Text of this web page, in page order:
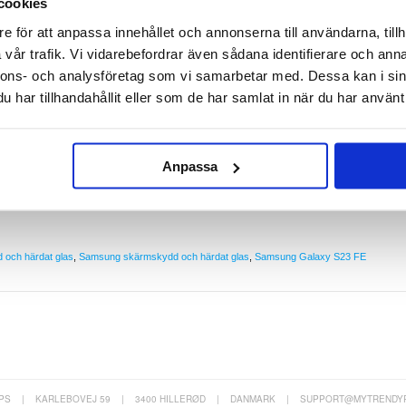
för att anpassa innehållet och annonserna till användarna,
trafik. Vi vidarebefordrar även sådana identifierare och
och analysföretag som vi samarbetar med. Dessa kan i
har tillhandahållit eller som de har samlat in när du har använt
Anpassa
Glas Skärmskydd till Samsung Galaxy S23 FE
Galaxy S23 FE med PanzerGlass Ultra-Wide Fit skärmskydd.
Galaxy S23 FE men är fortfarande kompatibelt med skal. Det har en smutsfri och
av alla vanligt förekommande ytbakterier. PanzerGlass Ultra-Wide Fit är tillverkat av
Samsung Galaxy S23 FE behåller sin originalkänsla och utseende.
Galaxy S23 FE
användning
och repor på skärmen
FE men är fortfarande kompatibelt med skal
kan återvinnas
och härdat glas Samsung skärmskydd och härdat glas Samsung Galaxy S23 FE
| KARLEBOVEJ 59 | 3400 HILLERØD | DANMARK |